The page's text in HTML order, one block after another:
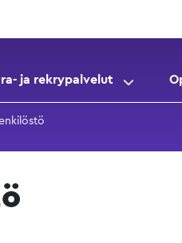
ja rekrypalvelut